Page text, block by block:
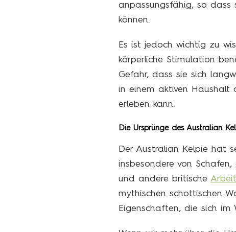
anpassungsfähig, so dass
können.
Es ist jedoch wichtig zu
körperliche Stimulation
Gefahr, dass sie sich
in einem aktiven Haushalt
erleben kann.
Die Ursprünge des Australian
Der Australian Kelpie hat
insbesondere von
und andere britische
mythischen schottischen
Eigenschaften, die sich im